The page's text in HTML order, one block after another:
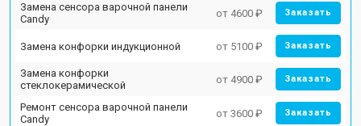
Замена сенсора варочной панели
Candy
от 4600 ₽ Заказать
Замена конфорки индукционной от 5100 ₽ Заказать
Замена конфорки
стеклокерамической
от 4900 ₽ Заказать
Ремонт сенсора варочной панели
Candy
от 3600 ₽ Заказать